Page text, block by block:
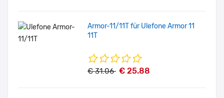
Armor-11/11T für Ulefone Armor 11
11T
€ 31.06 € 25.88